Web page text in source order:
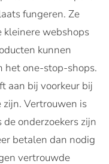
fungeren. Ze
kleinere webshops
kunnen
het one-stop-shops.
aan bij voorkeur bij
Vertrouwen is
onderzoekers zijn
betalen dan nodig
vertrouwde